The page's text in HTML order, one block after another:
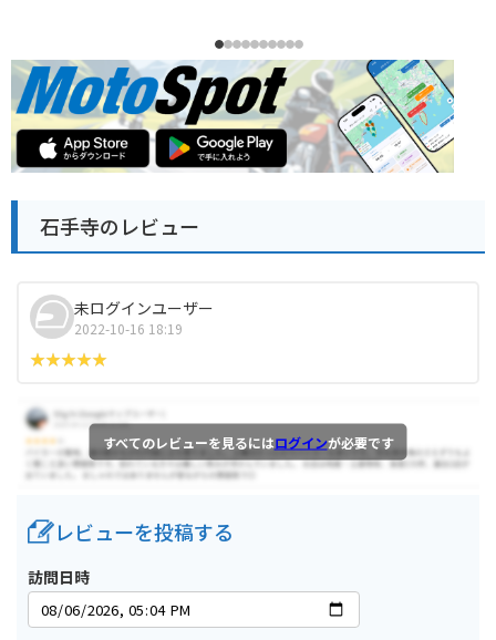
石手寺のレビュー
未ログインユーザー
2022-10-16 18:19
すべてのレビューを見るにはログインが必要です
レビューを投稿する
訪問日時